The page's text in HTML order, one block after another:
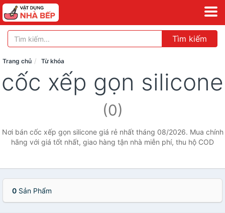
Tìm kiếm
Trang chủ Từ khóa
cốc xếp gọn silicone
(0)
Nơi bán cốc xếp gọn silicone giá rẻ nhất tháng 08/2026. Mua chính
hãng với giá tốt nhất, giao hàng tận nhà miễn phí, thu hộ COD
0 Sản Phẩm